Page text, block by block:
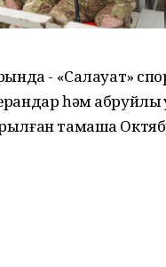
- «Салауат»
һәм абруйлы
тамаша